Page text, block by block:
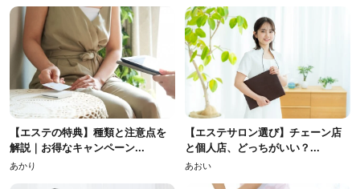
【エステの特典】種類と注意点を
解説｜お得なキャンペーン...
あかり
【エステサロン選び】チェーン店
と個人店、どっちがいい？...
あおい